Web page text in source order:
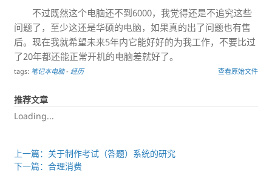
不过既然这个电脑还不到6000，我觉得还是不追究这些
问题了，至少这还是华硕的电脑，如果真的出了问题也有售
后。现在我就希望未来5年内它能好好的为我工作，不要比过
了20年都还能正常开机的电脑差就好了。
tags: 笔记本电脑- 经历 查看原始文件
推荐文章
Loading...
上一篇：关于制作考试（答题）系统的研究
下一篇：合理消费